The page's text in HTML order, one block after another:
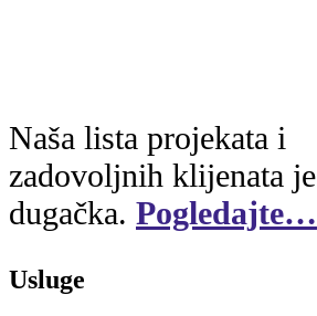
Naša lista projekata i
zadovoljnih klijenata je
dugačka. Pogledajte…
Usluge